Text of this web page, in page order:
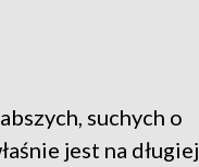
suchych o
jest na długiej